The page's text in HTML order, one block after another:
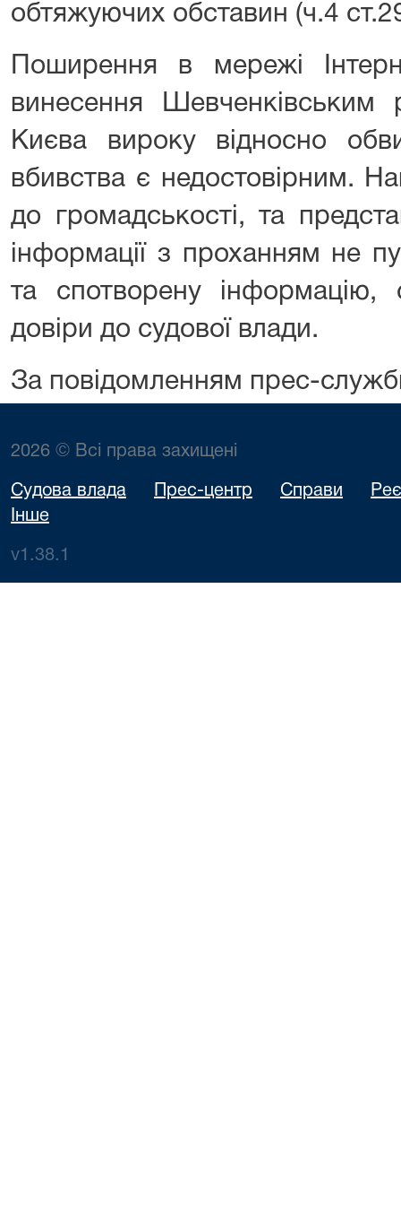
обтяжуючих обставин (ч.4
Поширення в мережі
винесення Шевченківським
Києва вироку відносно
вбивства є недостовірним.
до громадськості, та
інформації з проханням не
та спотворену інформацію,
довіри до судової влади.
За повідомленням прес-
2026 © Всі права захищені
Судова влада Прес-центр Справи
Інше
v1.38.1